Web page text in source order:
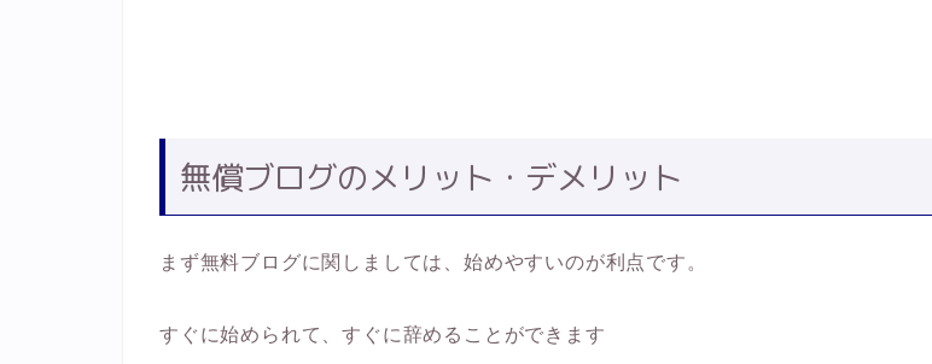
無償ブログのメリット・デメリット
まず無料ブログに関しましては、始めやすいのが利点です。
すぐに始められて、すぐに辞めることができます